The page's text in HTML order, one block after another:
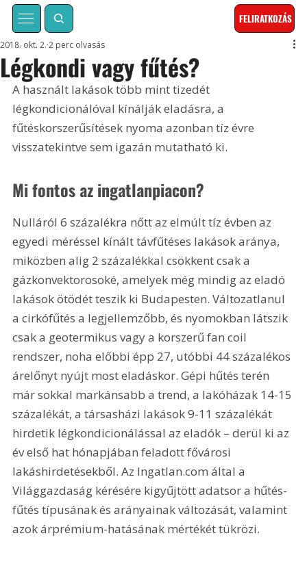
FELIRATKOZÁS
Légkondi vagy fűtés?
2018. okt. 2. 2 perc olvasás
A használt lakások több mint tizedét
légkondicionálóval kínálják eladásra, a
fűtéskorszerűsítések nyoma azonban tíz évre
visszatekintve sem igazán mutatható ki.
Mi fontos az ingatlanpiacon?
Nulláról 6 százalékra nőtt az elmúlt tíz évben az
egyedi méréssel kínált távfűtéses lakások aránya,
miközben alig 2 százalékkal csökkent csak a
gázkonvektorosoké, amelyek még mindig az eladó
lakások ötödét teszik ki Budapesten. Változatlanul
a cirkófűtés a legjellemzőbb, és nyomokban látszik
csak a geotermikus vagy a korszerű fan coil
rendszer, noha előbbi épp 27, utóbbi 44 százalékos
árelőnyt nyújt most eladáskor. Gépi hűtés terén
már sokkal markánsabb a trend, a lakóházak 14-15
százalékát, a társasházi lakások 9-11 százalékát
hirdetik légkondicionálással az eladók – derül ki az
év első hat hónapjában feladott fővárosi
lakáshirdetésekből. Az Ingatlan.com által a
Világgazdaság kérésére kigyűjtött adatsor a hűtés-
fűtés típusának és arányainak változását, valamint
azok árprémium-hatásának mértékét tükrözi.